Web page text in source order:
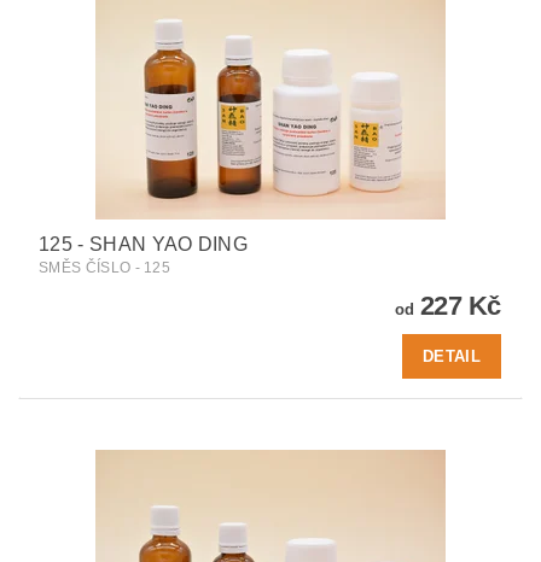
125 - SHAN YAO DING
SMĚS ČÍSLO - 125
od 227 Kč
DETAIL